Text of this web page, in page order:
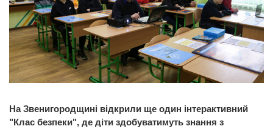
На Звенигородщині відкрили ще один інтерактивний
"Клас безпеки", де діти здобуватимуть знання з